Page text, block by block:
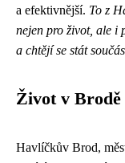
a efektivnější. To z
nejen pro život, ale i
a chtějí se stát
Život v Brodě
Havlíčkův Brod,